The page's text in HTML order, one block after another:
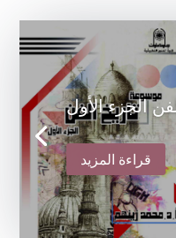
الجزء الأول
قراءة المزيد